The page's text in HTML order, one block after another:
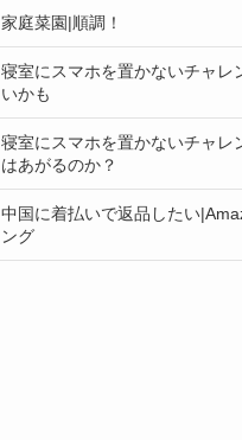
家庭菜園|順調！
寝室にスマホを置かないチャレ
いかも
寝室にスマホを置かないチャレ
はあがるのか？
中国に着払いで返品したい
ング